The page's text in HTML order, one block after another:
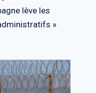
lève les
»